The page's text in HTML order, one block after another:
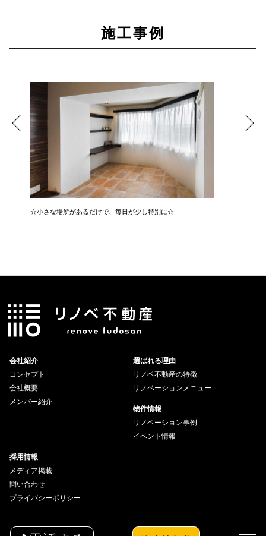
施工事例
☆小さな場所があるだけで、毎日が少し特別に☆
会社紹介
コンセプト
会社概要
メンバー紹介
選ばれる理由
リノベ不動産の特徴
リノベーションメニュー
物件情報
リノベーション事例
イベント情報
採用情報
メディア掲載
問い合わせ
プライバシーポリシー